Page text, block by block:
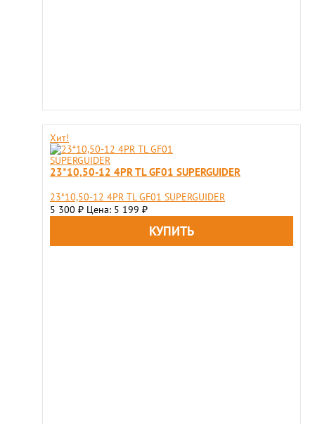
Хит!
23*10,50-12 4PR TL GF01 SUPERGUIDER
23*10,50-12 4PR TL GF01 SUPERGUIDER
5 300 ₽ Цена: 5 199 ₽